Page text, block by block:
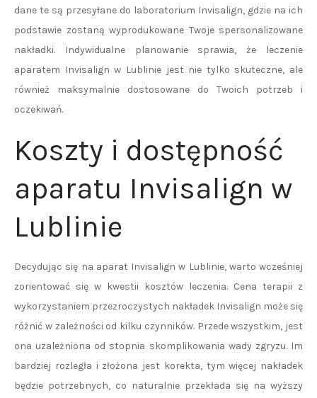
dane te są przesyłane do laboratorium Invisalign, gdzie na ich
podstawie zostaną wyprodukowane Twoje spersonalizowane
nakładki. Indywidualne planowanie sprawia, że leczenie
aparatem Invisalign w Lublinie jest nie tylko skuteczne, ale
również maksymalnie dostosowane do Twoich potrzeb i
oczekiwań.
Koszty i dostępność
aparatu Invisalign w
Lublinie
Decydując się na aparat Invisalign w Lublinie, warto wcześniej
zorientować się w kwestii kosztów leczenia. Cena terapii z
wykorzystaniem przezroczystych nakładek Invisalign może się
różnić w zależności od kilku czynników. Przede wszystkim, jest
ona uzależniona od stopnia skomplikowania wady zgryzu. Im
bardziej rozległa i złożona jest korekta, tym więcej nakładek
będzie potrzebnych, co naturalnie przekłada się na wyższy